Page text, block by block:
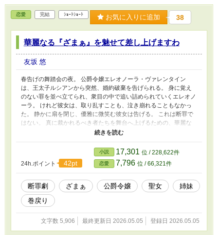
恋愛 完結 ｼｮｰﾄｼｮｰﾄ お気に入りに追加 38
華麗なる『ざまぁ』を魅せて差し上げますわ
友坂 悠
春告げの舞踏会の夜。 公爵令嬢エレオノーラ・ヴァレンタイン
は、王太子ルシアンから突然、婚約破棄を告げられる。 身に覚え
のない罪を並べ立てられ、衆目の中で追い詰められていくエレオノ
ーラ。 けれど彼女は、取り乱すことも、泣き崩れることもなかっ
た。 静かに扇を閉じ、優雅に微笑む彼女は告げる。 これは断罪で
はない。 真に裁かれるべき者たちを舞台へ上げるための、華麗な
る幕開けなのだと。 誇り高き公爵令嬢が魅せる、気品と知略のざ
まぁ劇。 今宵、舞踏会は誰も予想しなかった結末へと転がり始め
24h.ポイント 42pt
小説 17,301 位 / 228,622件
恋愛 7,796 位 / 66,321件
断罪劇 ざまぁ 公爵令嬢 聖女
姉妹
巻戻り
文字数 5,906 最終更新日 2026.05.05 登録日 2026.05.05